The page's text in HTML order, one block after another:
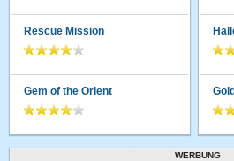
Rescue Mission
Gem of the Orient
WERBUNG